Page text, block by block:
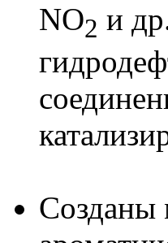
NO2 и
Созданы